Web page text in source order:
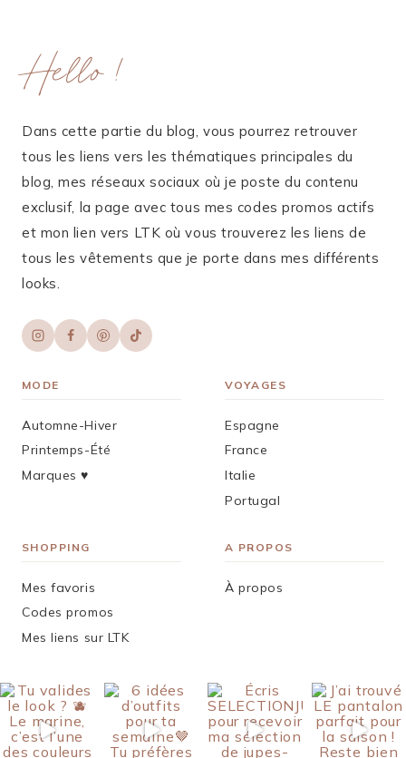
Hello !
Dans cette partie du blog, vous pourrez retrouver
tous les liens vers les thématiques principales du
blog, mes réseaux sociaux où je poste du contenu
exclusif, la page avec tous mes codes promos actifs
et mon lien vers LTK où vous trouverez les liens de
tous les vêtements que je porte dans mes différents
looks.
MODE
Automne-Hiver
Printemps-Été
Marques ♥︎
VOYAGES
Espagne
France
Italie
Portugal
SHOPPING
Mes favoris
Codes promos
Mes liens sur LTK
A PROPOS
À propos